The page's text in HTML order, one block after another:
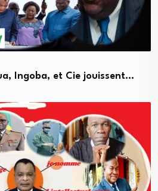
Ingoba, et Cie jouissent…